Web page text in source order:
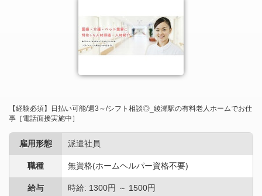
【経験必須】日払い可能/週3～/シフト相談◎_綾瀬駅の有料老人ホームでお仕
事［電話面接実施中］
雇用形態 派遣社員
職種 無資格(ホームヘルパー資格不要)
給与 時給: 1300円 ～ 1500円